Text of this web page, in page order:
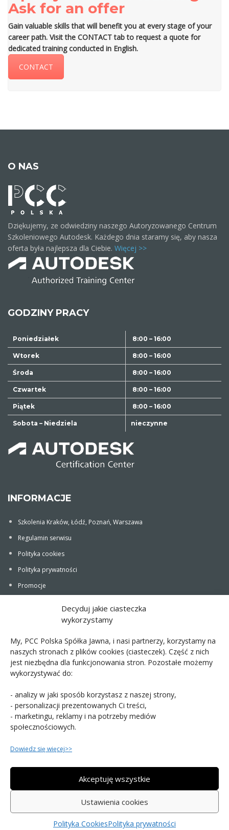
Decyduj jakie ciasteczka
wykorzystamy
My, PCC Polska Spółka Jawna, i nasi partnerzy, korzystamy na
naszych stronach z plików cookies (ciasteczek). Część z nich
jest niezbędna dla funkcjonowania stron. Pozostałe możemy
wykorzystywać do:
- analizy w jaki sposób korzystasz z naszej strony,
- personalizacji prezentowanych Ci treści,
- marketingu, reklamy i na potrzeby mediów
społecznościowych.
Dowiedz się więcej>>
Akceptuję wszystkie
Ustawienia cookies
Polityka CookiesPolityka prywatności
Ask for an offer
Gain valuable skills that will benefit you at every stage of your
career path. Visit the CONTACT tab to request a quote for
dedicated training conducted in English.
CONTACT
O NAS
Dziękujemy, ze odwiedziny naszego Autoryzowanego Centrum
Szkoleniowego Autodesk. Każdego dnia staramy się, aby nasza
oferta była najlepsza dla Ciebie. Więcej >>
GODZINY PRACY
Poniedziałek 8:00 – 16:00
Wtorek 8:00 – 16:00
Środa 8:00 – 16:00
Czwartek 8:00 – 16:00
Piątek 8:00 – 16:00
Sobota – Niedziela nieczynne
INFORMACJE
Szkolenia Kraków, Łódź, Poznań, Warszawa
Regulamin serwisu
Polityka cookies
Polityka prywatności
Promocje
JAWNA
ul. Kościerzyńska 10, 51-
416 Wrocław
71 74 94 659
Copyright © 2015-2026 PCC Polska. Wszystkie prawa
zastrzeżone.